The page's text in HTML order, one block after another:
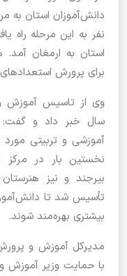
استان به ارمغان آمد.
برای پرورش استعدادهای
سال خبر داد و گفت:
آموزشی و تربیتی
نخستین بار در مرکز
بیرجند و نیز
تأسیس شد تا
بیشتری بهره‌مند شوند.
مدیرکل آموزش و
با حمایت وزیر آموزش